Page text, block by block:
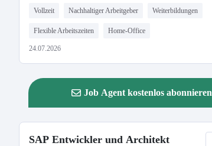
Vollzeit Nachhaltiger Arbeitgeber Weiterbildungen
Flexible Arbeitszeiten Home-Office
24.07.2026
Job Agent kostenlos abonnieren
SAP Entwickler und Architekt